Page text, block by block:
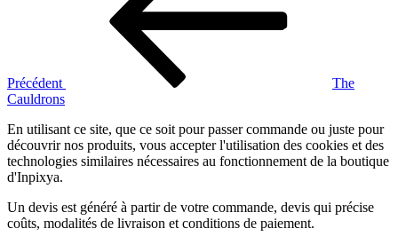
Précédent
The
Cauldrons
En utilisant ce site, que ce soit pour passer commande ou juste pour
découvrir nos produits, vous accepter l'utilisation des cookies et des
technologies similaires nécessaires au fonctionnement de la boutique
d'Inpixya.
Un devis est généré à partir de votre commande, devis qui précise
coûts, modalités de livraison et conditions de paiement.